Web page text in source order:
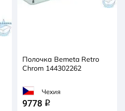
Полочка Bemeta Retro
Chrom 144302262
Чехия
9778 q